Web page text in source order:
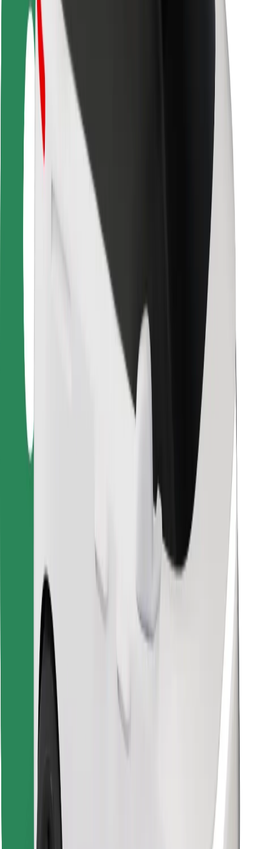
Sécurité des chauffeurs
Sécurité à trottinette
Safety Lab
Villes
Emplacements
Solutions pour les villes
Aéroports
Stations de charge Bolt
Support
Pour les passagers
Pour les chauffeurs
Pour les livreurs
Pour les propriétaires de flotte
Pour les restaurants
Bolt for Business
Conditions générales
Obtenez un trajet en quelques minutes !
Télécharger l'appli Bolt
Retrouvez tous vos plats favoris !
Télécharger l'appli Bolt Food